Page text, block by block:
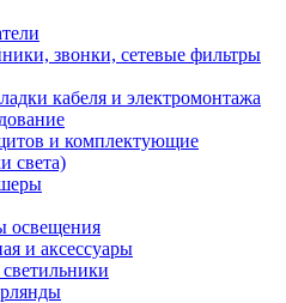
звонки, сетевые фильтры
кабеля и электромонтажа
и комплектующие
света)
освещения
и аксессуары